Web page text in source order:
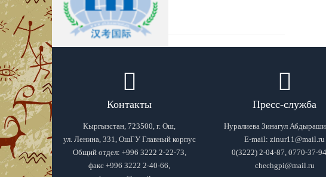
Контакты
Кыргызстан, 723500, г. Ош,
ул. Ленина, 331, ОшГУ Главный корпус
Общий отдел: +996 3222 2-22-73,
факс +996 3222 2-40-66,
Пресс-служба
Нуралиева Зинагул
Е-mail: zinur11@mail.ru
0(3222) 2-04-87, 0770-37-
chechgpi@mail.ru